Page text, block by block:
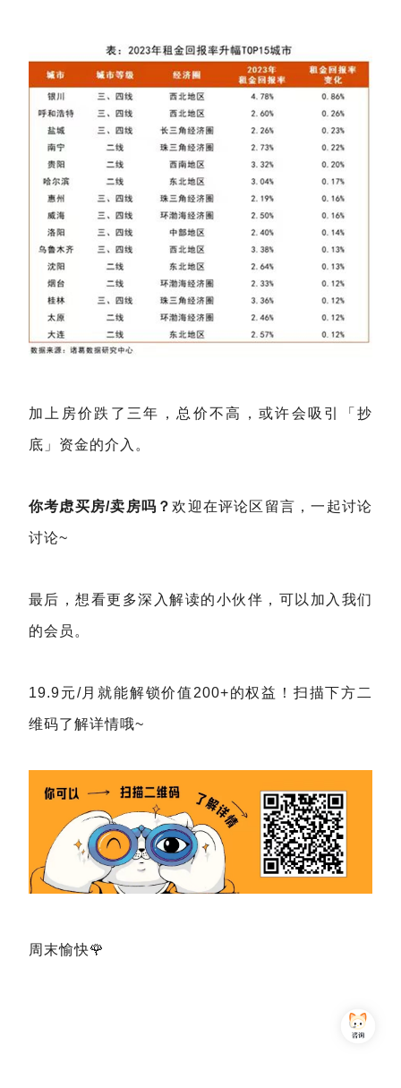
加上房价跌了三年，总价不高，或许会吸引「抄
底」资金的介入。
你考虑买房/卖房吗？欢迎在评论区留言，一起讨论
讨论~
最后，想看更多深入解读的小伙伴，可以加入我们
的会员。
19.9元/月就能解锁价值200+的权益！扫描下方二
维码了解详情哦~
周末愉快🌹